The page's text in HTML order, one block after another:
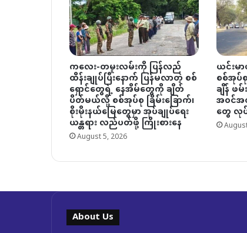
ကလေး-တမူးလမ်းကို ပြန်လည်
ထိန်းချုပ်ပြီးနောက် ပြန်မလာတဲ့ စစ်
ရှောင်တွေရဲ့ နေအိမ်တွေကို ချိတ်
ပိတ်မယ်လို့ စစ်အုပ်စု ခြိမ်းခြောက်၊
စိုးမိုးနယ်မြေတွေမှာ အုပ်ချုပ်ရေး
ယန္တရား လည်ပတ်ဖို့ ကြိုးစားနေ
August 5, 2026
ယင်းမ
စစ်အုပ်
ချိန် ဖ
အဝင်
တွေ လု
About Us